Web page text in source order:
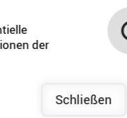
bis 12:00 Uhr
bis 12:00 Uhr
der
Schließen